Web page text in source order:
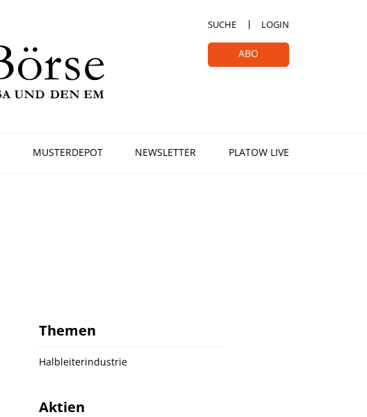
SUCHE LOGIN
ABO
MUSTERDEPOT NEWSLETTER
PLATOW LIVE
Themen
Halbleiterindustrie
Aktien